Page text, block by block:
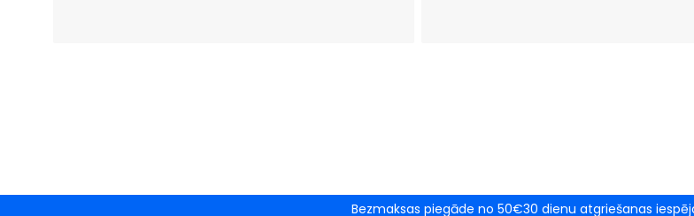
Bezmaksas piegāde no 50€30 dienu atgriešanas